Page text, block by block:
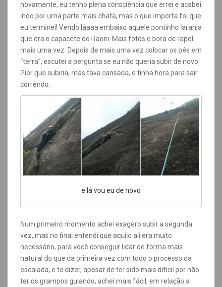
novamente, eu tenho plena consciência que errei e acabei
indo por uma parte mais chata, mas o que importa foi que
eu terminei! Vendo láaaa embaixo aquele pontinho laranja
que era o capacete do Raoni. Mais fotos e bora de rapel
mais uma vez. Depois de mais uma vez colocar os pés em
“terra”, escutei a pergunta se eu não queria subir de novo.
Pior que subiria, mas tava cansada, e tinha hora para sair
correndo.
e lá vou eu de novo
Num primeiro momento achei exagero subir a segunda
vez, mas no final entendi que aquilo ali era muito
necessário, para você conseguir lidar de forma mais
natural do que da primeira vez com todo o processo da
escalada, e te dizer, apesar de ter sido mais difícil por não
ter os grampos guiando, achei mais fácil, em relação a